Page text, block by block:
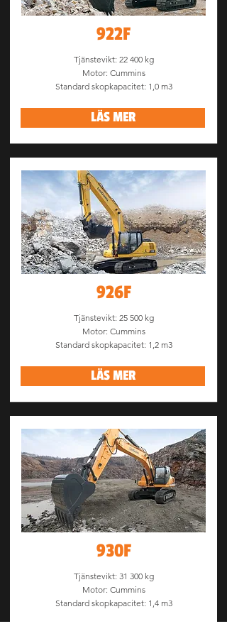
922F
Tjänstevikt: 22 400 kg
Motor: Cummins
Standard skopkapacitet: 1,0 m3
LÄS MER
926F
Tjänstevikt: 25 500 kg
Motor: Cummins
Standard skopkapacitet: 1,2 m3
LÄS MER
930F
Tjänstevikt: 31 300 kg
Motor: Cummins
Standard skopkapacitet: 1,4 m3